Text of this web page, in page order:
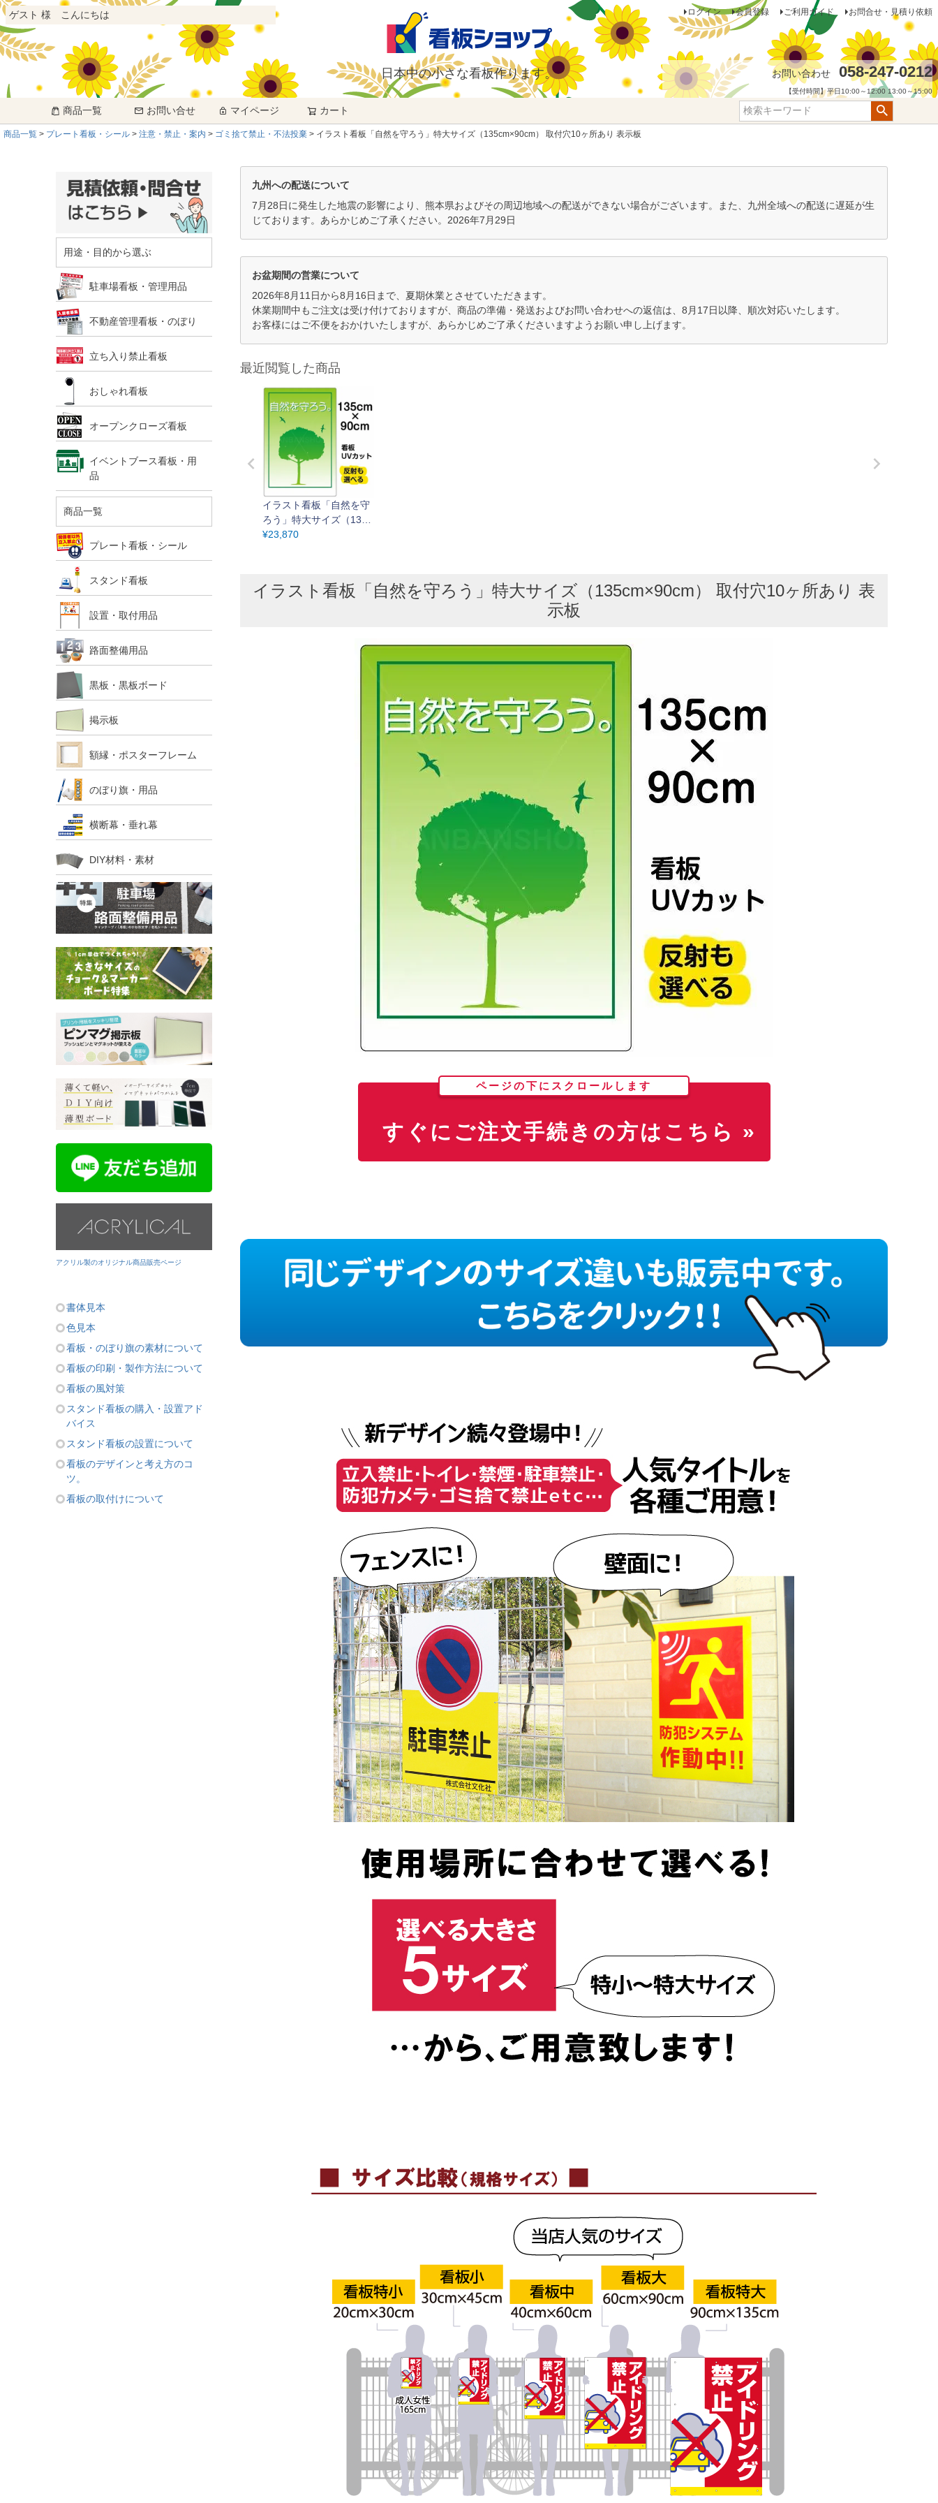
ゲスト 様 こんにちは
日本中の小さな看板作ります。
ログイン 会員登録 ご利用ガイド お問合せ・見積り依頼
お問い合わせ 058-247-0212
【受付時間】平日10:00～12:00 13:00～15:00
商品一覧 お問い合せ マイページ カート
商品一覧 プレート看板・シール 注意・禁止・案内 ゴミ捨て禁止・不法投棄 イラスト看板「自然を守ろう」特大サイズ（135cm×90cm） 取付穴10ヶ所あり 表示板
用途・目的から選ぶ
駐車場看板・管理用品
不動産管理看板・のぼり
立ち入り禁止看板
おしゃれ看板
オープンクローズ看板
イベントブース看板・用
品
商品一覧
プレート看板・シール
スタンド看板
設置・取付用品
路面整備用品
黒板・黒板ボード
掲示板
額縁・ポスターフレーム
のぼり旗・用品
横断幕・垂れ幕
DIY材料・素材
アクリル製のオリジナル商品販売ページ
書体見本
色見本
看板・のぼり旗の素材について
看板の印刷・製作方法について
看板の風対策
スタンド看板の購入・設置アド
バイス
スタンド看板の設置について
看板のデザインと考え方のコ
ツ。
看板の取付けについて
九州への配送について
7月28日に発生した地震の影響により、熊本県およびその周辺地域への配送ができない場合がございます。また、九州全域への配送に遅延が生
じております。あらかじめご了承ください。2026年7月29日
お盆期間の営業について
2026年8月11日から8月16日まで、夏期休業とさせていただきます。
休業期間中もご注文は受け付けておりますが、商品の準備・発送およびお問い合わせへの返信は、8月17日以降、順次対応いたします。
お客様にはご不便をおかけいたしますが、あらかじめご了承くださいますようお願い申し上げます。
最近閲覧した商品
イラスト看板「自然を守
ろう」特大サイズ（135c
m×90cm） 取付穴10ヶ所
¥23,870
イラスト看板「自然を守ろう」特大サイズ（135cm×90cm） 取付穴10ヶ所あり 表
示板
ページの下にスクロールします
すぐにご注文手続きの方はこちら »